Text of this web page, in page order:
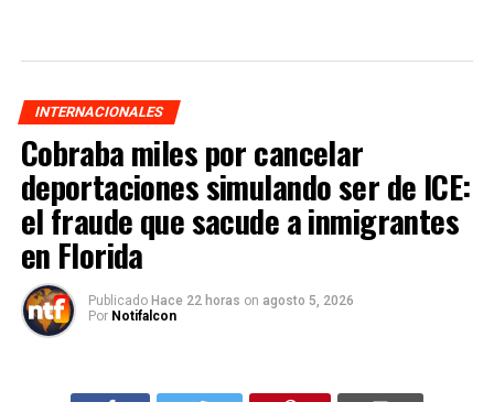
INTERNACIONALES
Cobraba miles por cancelar
deportaciones simulando ser de ICE:
el fraude que sacude a inmigrantes
en Florida
Publicado Hace 22 horas on agosto 5, 2026
Por Notifalcon